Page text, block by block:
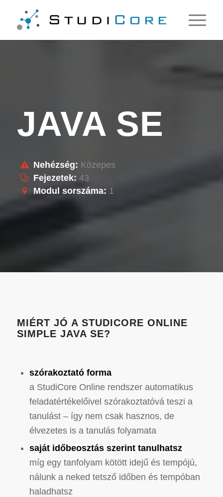
JAVA SE
Nehézség: Közepes
Fejezetek: 43
Modul sorszáma: 1
MIÉRT JÓ A STUDICORE ONLINE
SIMPLE JAVA SE?
szórakoztató forma
a StudiCore Online rendszer automatikus
feladatértékelőivel szórakoztatóvá teszi a
tanulást – így nem csak hasznos, de
élvezetes is a tanulás folyamata
saját időbeosztás szerint tanulhatsz
míg egy tanfolyam kötött idejű és tempójú,
nálunk a neked tetsző időben és tempóban
haladhatsz